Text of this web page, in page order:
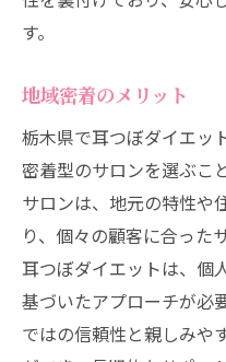
す。
地域密着のメリット
栃木県で耳つぼダイエッ
密着型のサロンを選ぶこ
サロンは、地元の特性や
り、個々の顧客に合った
耳つぼダイエットは、個
基づいたアプローチが必
ではの信頼性と親しみや